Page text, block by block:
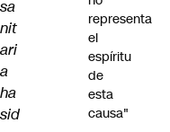
sa
nit
ari
a
ha
sid
representa
el
espíritu
de
esta
causa"